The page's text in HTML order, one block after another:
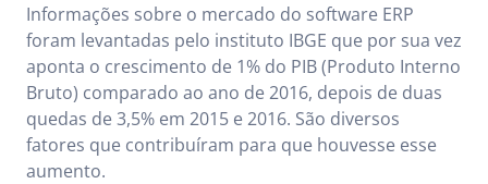
Informações sobre o mercado do software ERP
foram levantadas pelo instituto IBGE que por sua vez
aponta o crescimento de 1% do PIB (Produto Interno
Bruto) comparado ao ano de 2016, depois de duas
quedas de 3,5% em 2015 e 2016. São diversos
fatores que contribuíram para que houvesse esse
aumento.